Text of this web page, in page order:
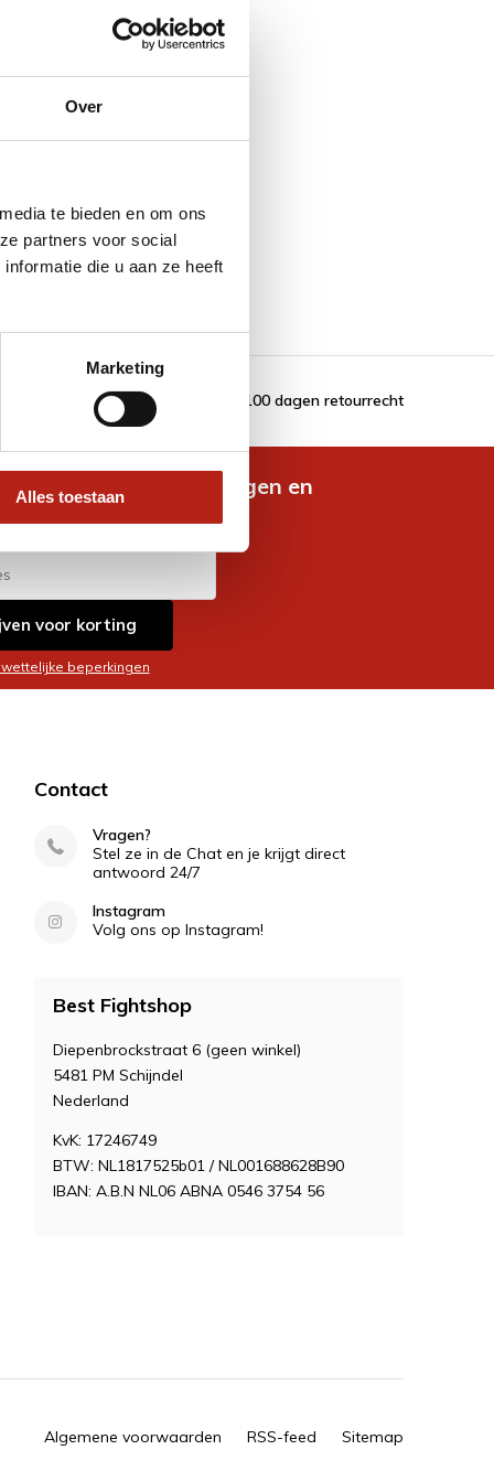
Over
te bieden en om ons
partners voor social
die u aan ze heeft
Marketing
Alles toestaan
100 dagen retourrecht
nieuwste aanbiedingen en
voor korting
beperkingen
Contact
Vragen?
Stel ze in de Chat en je krijgt direct
antwoord 24/7
Instagram
Volg ons op Instagram!
Best Fightshop
Diepenbrockstraat 6 (geen winkel)
5481 PM Schijndel
Nederland
KvK: 17246749
BTW: NL1817525b01 / NL001688628B90
IBAN: A.B.N NL06 ABNA 0546 3754 56
Algemene voorwaarden RSS-feed Sitemap